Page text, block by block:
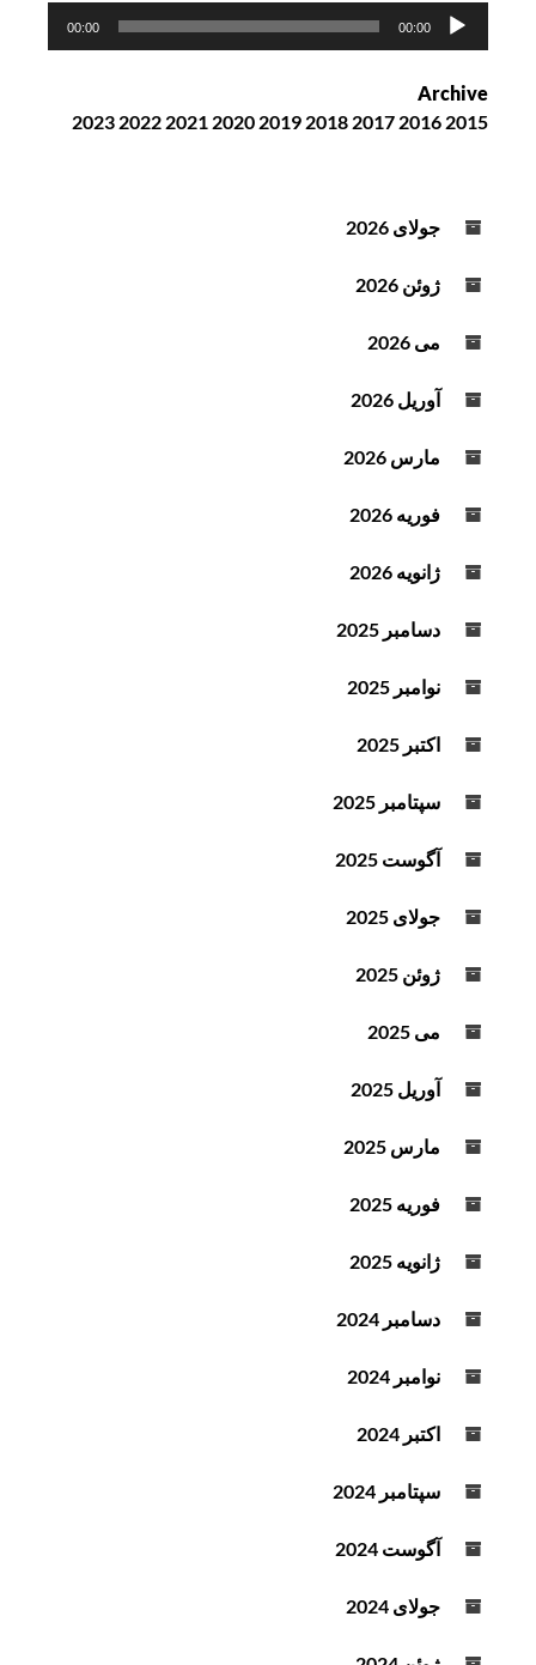
ک
ن
ه
و
00:00
00:00
Archive
2015
2016
2017
2018
2019
2020
2021
2022
2023
جولای 2026
ژوئن 2026
می 2026
آوریل 2026
مارس 2026
فوریه 2026
ژانویه 2026
دسامبر 2025
نوامبر 2025
اکتبر 2025
سپتامبر 2025
آگوست 2025
جولای 2025
ژوئن 2025
می 2025
آوریل 2025
مارس 2025
فوریه 2025
ژانویه 2025
دسامبر 2024
نوامبر 2024
اکتبر 2024
سپتامبر 2024
آگوست 2024
جولای 2024